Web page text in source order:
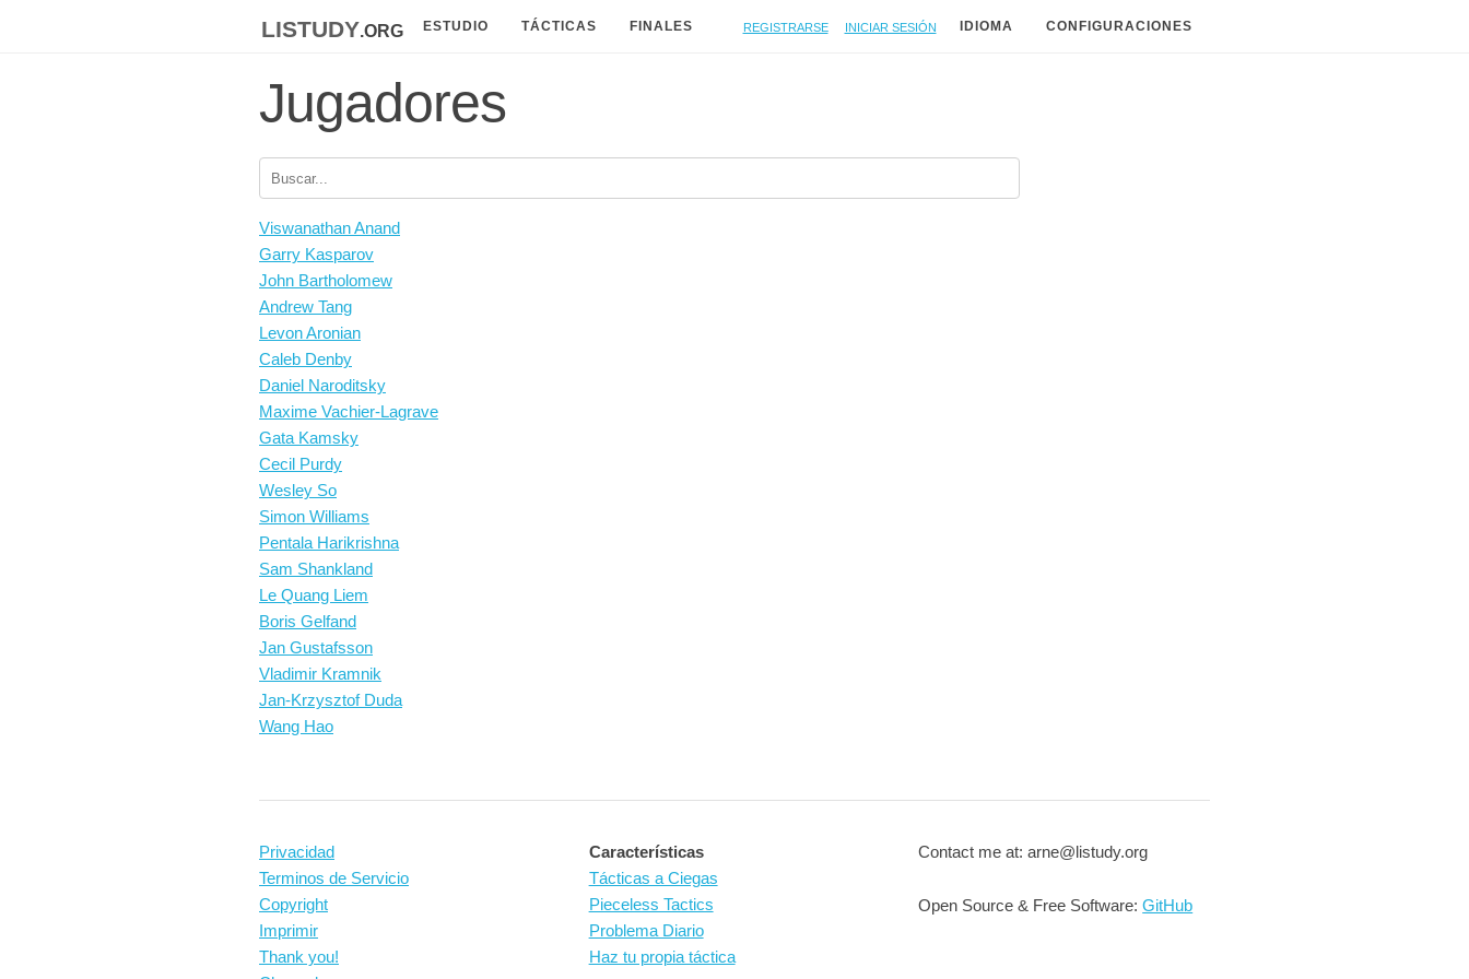
listudy.org ESTUDIO TÁCTICAS FINALES Registrarse Iniciar sesión IDIOMA CONFIGURACIONES
Jugadores
Viswanathan Anand
Garry Kasparov
John Bartholomew
Andrew Tang
Levon Aronian
Caleb Denby
Daniel Naroditsky
Maxime Vachier-Lagrave
Gata Kamsky
Cecil Purdy
Wesley So
Simon Williams
Pentala Harikrishna
Sam Shankland
Le Quang Liem
Boris Gelfand
Jan Gustafsson
Vladimir Kramnik
Jan-Krzysztof Duda
Wang Hao
Privacidad
Terminos de Servicio
Copyright
Imprimir
Thank you!
Características
Tácticas a Ciegas
Pieceless Tactics
Problema Diario
Haz tu propia táctica
Contact me at: arne@listudy.org
Open Source & Free Software:GitHub